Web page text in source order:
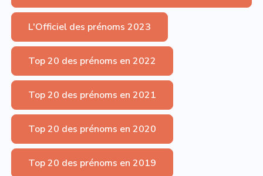
L'Officiel des prénoms 2023
Top 20 des prénoms en 2022
Top 20 des prénoms en 2021
Top 20 des prénoms en 2020
Top 20 des prénoms en 2019